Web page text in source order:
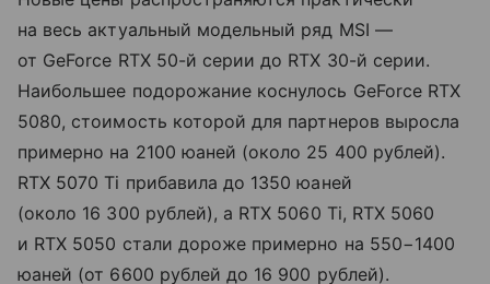
на весь актуальный модельный ряд MSI —
от GeForce RTX 50-й серии до RTX 30-й серии.
Наибольшее подорожание коснулось GeForce RTX
5080, стоимость которой для партнеров выросла
примерно на 2100 юаней (около 25 400 рублей).
RTX 5070 Ti прибавила до 1350 юаней
(около 16 300 рублей), а RTX 5060 Ti, RTX 5060
и RTX 5050 стали дороже примерно на 550−1400
юаней (от 6600 рублей до 16 900 рублей).